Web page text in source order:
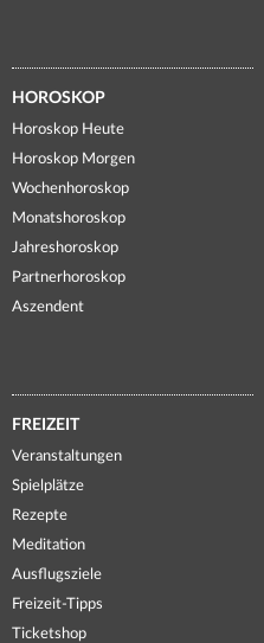
HOROSKOP
Horoskop Heute
Horoskop Morgen
Wochenhoroskop
Monatshoroskop
Jahreshoroskop
Partnerhoroskop
Aszendent
FREIZEIT
Veranstaltungen
Spielplätze
Rezepte
Meditation
Ausflugsziele
Freizeit-Tipps
Ticketshop